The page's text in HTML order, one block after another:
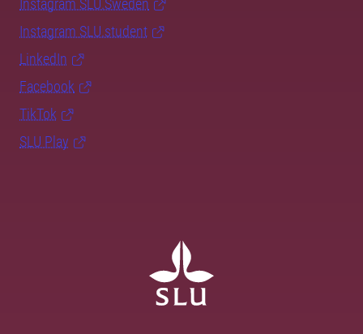
Instagram SLU.Sweden
Instagram SLU.student
LinkedIn
Facebook
TikTok
SLU Play